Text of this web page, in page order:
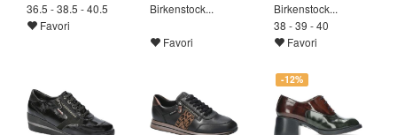
36.5 - 38.5 - 40.5
Favori
Birkenstock...
Favori
Birkenstock...
38 - 39 - 40
Favori
-12%